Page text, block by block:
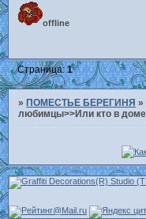
offline
Страница:1
» ПОМЕСТЬЕ БЕРЕГИНЯ »
любимцы>>Или кто в доме